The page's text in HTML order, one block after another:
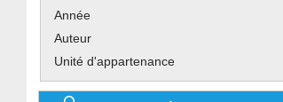
Année
Auteur
Unité d'appartenance